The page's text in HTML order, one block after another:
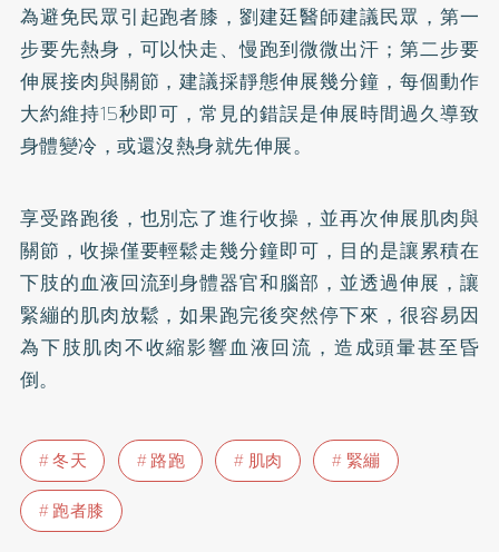
為避免民眾引起跑者膝，劉建廷醫師建議民眾，第一
步要先熱身，可以快走、慢跑到微微出汗；第二步要
伸展接肉與關節，建議採靜態伸展幾分鐘，每個動作
大約維持15秒即可，常見的錯誤是伸展時間過久導致
身體變冷，或還沒熱身就先伸展。
享受路跑後，也別忘了進行收操，並再次伸展肌肉與
關節，收操僅要輕鬆走幾分鐘即可，目的是讓累積在
下肢的血液回流到身體器官和腦部，並透過伸展，讓
緊繃的肌肉放鬆，如果跑完後突然停下來，很容易因
為下肢肌肉不收縮影響血液回流，造成頭暈甚至昏
倒。
冬天 路跑 肌肉
緊繃
跑者膝